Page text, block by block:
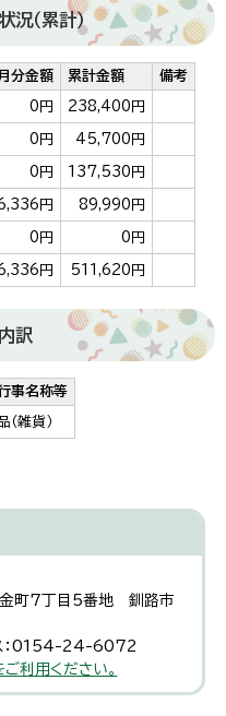
（累計）
分金額 累計金額
備考
0円 238,400円
0円 45,700円
0円 137,530円
円 89,990円
0円 0円
円 511,620円
訳
事名称等
（雑貨）
町7丁目5番地 釧路市
：0154-24-6072
利用ください。